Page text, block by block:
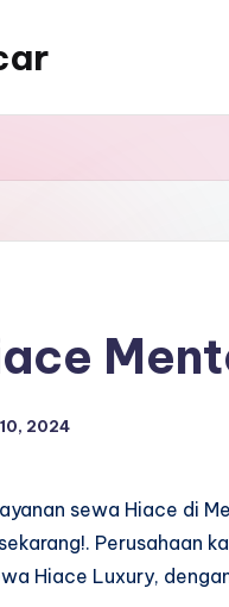
2024
sewa Hiace di
Perusahaan
Hiace Luxury,